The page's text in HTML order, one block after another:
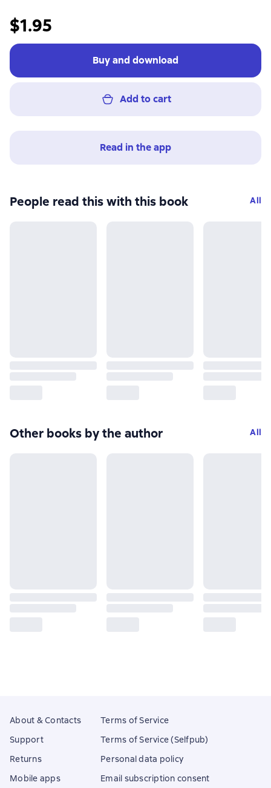
$1.95
Buy and download
Add to cart
Read in the app
People read this with this book All
Other books by the author All
About & Contacts
Support
Returns
Mobile apps
Terms of Service
Terms of Service (Selfpub)
Personal data policy
Email subscription consent